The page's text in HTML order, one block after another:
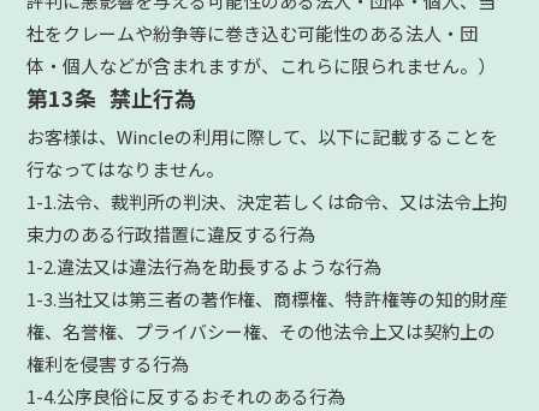
社をクレームや紛争等に巻き込む可能性のある法人・団
体・個人などが含まれますが、これらに限られません。）
第13条 禁止行為
お客様は、Wincleの利用に際して、以下に記載することを
行なってはなりません。
1-1.法令、裁判所の判決、決定若しくは命令、又は法令上拘
束力のある行政措置に違反する行為
1-2.違法又は違法行為を助長するような行為
1-3.当社又は第三者の著作権、商標権、特許権等の知的財産
権、名誉権、プライバシー権、その他法令上又は契約上の
権利を侵害する行為
1-4.公序良俗に反するおそれのある行為